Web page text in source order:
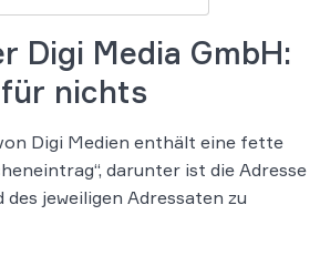
Digi Media GmbH:
nichts
Digi Medien enthält eine fette
darunter ist die Adresse
des jeweiligen Adressaten zu